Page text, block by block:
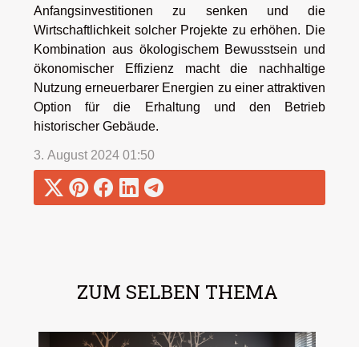
Anfangsinvestitionen zu senken und die
Wirtschaftlichkeit solcher Projekte zu erhöhen. Die
Kombination aus ökologischem Bewusstsein und
ökonomischer Effizienz macht die nachhaltige
Nutzung erneuerbarer Energien zu einer attraktiven
Option für die Erhaltung und den Betrieb
historischer Gebäude.
3. August 2024 01:50
ZUM SELBEN THEMA